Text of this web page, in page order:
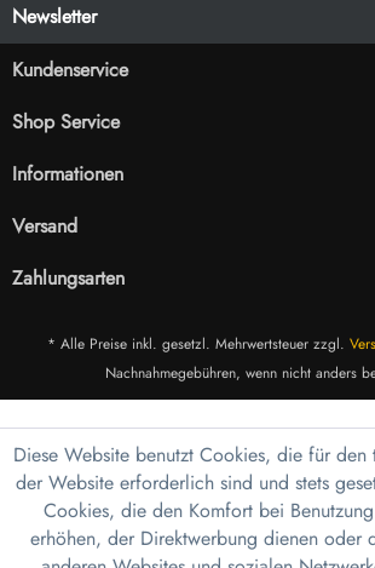
Newsletter
Kundenservice
Shop Service
Informationen
Versand
Zahlungsarten
* Alle Preise inkl. gesetzl. Mehrwertsteuer zzgl.
Nachnahmegebühren, wenn nicht anders
Diese Website benutzt Cookies, die für den
der Website erforderlich sind und stets
Cookies, die den Komfort bei
erhöhen, der Direktwerbung dienen oder